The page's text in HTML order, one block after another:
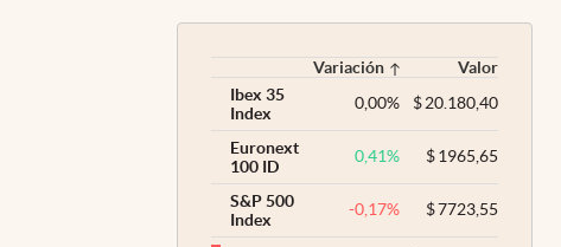
Variación
Valor
Ibex 35
Index
0,00% $20.180,40
Euronext
100 ID
0,41% $1965,65
S&P 500
Index
-0,17% $7723,55